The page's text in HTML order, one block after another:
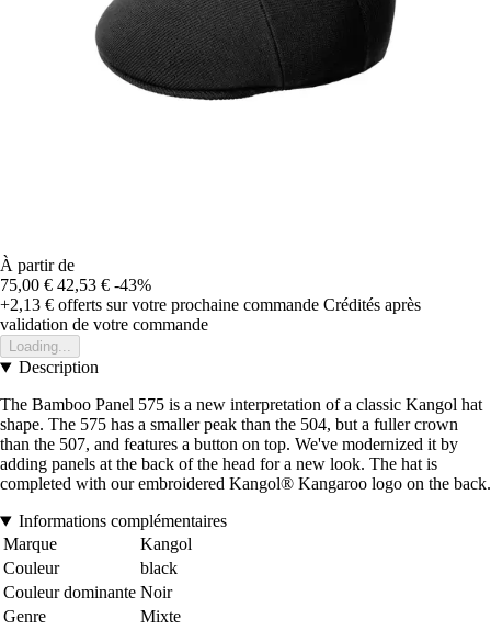
À partir de
75,00 € 42,53 € -43%
+2,13 € offerts sur votre prochaine commande Crédités après
validation de votre commande
Loading...
Description
The Bamboo Panel 575 is a new interpretation of a classic Kangol hat
shape. The 575 has a smaller peak than the 504, but a fuller crown
than the 507, and features a button on top. We've modernized it by
adding panels at the back of the head for a new look. The hat is
completed with our embroidered Kangol® Kangaroo logo on the back.
Informations complémentaires
Marque
Kangol
Couleur
black
Couleur dominante Noir
Genre
Mixte